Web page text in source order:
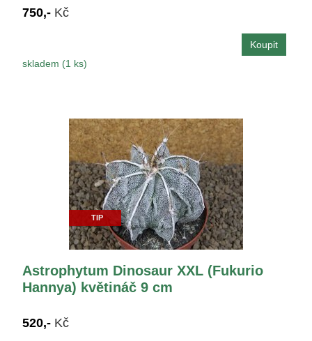
750,- Kč
skladem (1 ks)
TIP
Astrophytum Dinosaur XXL (Fukurio
Hannya) květináč 9 cm
520,- Kč